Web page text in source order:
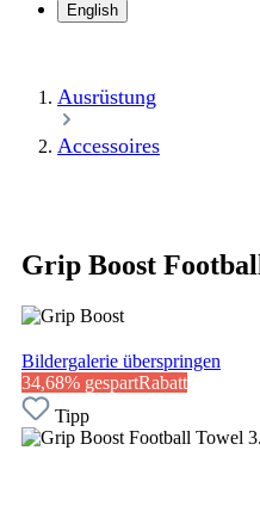
English
Ausrüstung
Accessoires
Grip Boost
Bildergalerie überspringen
34,68% gespartRabatt
Tipp